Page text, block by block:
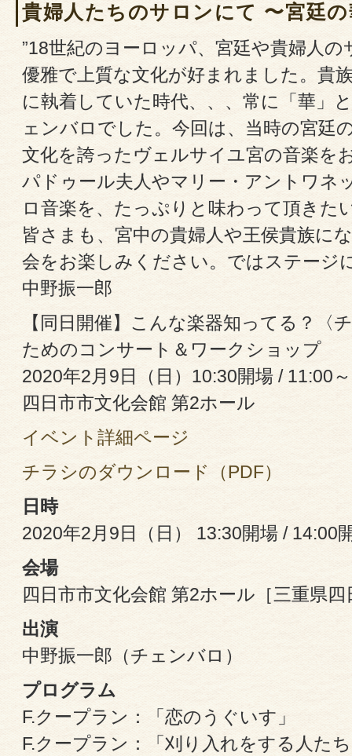
貴婦人たちのサロンにて 〜宮廷
”18世紀のヨーロッパ、宮廷や貴婦人
優雅で上質な文化が好まれました。貴
に執着していた時代、、、常に「華」
ェンバロでした。今回は、当時の宮廷
文化を誇ったヴェルサイユ宮の音楽を
パドゥール夫人やマリー・アントワネ
ロ音楽を、たっぷりと味わって頂きた
皆さまも、宮中の貴婦人や王侯貴族に
会をお楽しみください。ではステージ
中野振一郎
【同日開催】こんな楽器知ってる？〈
ためのコンサート＆ワークショップ
2020年2月9日（日）10:30開場 / 11:00
四日市市文化会館 第2ホール
イベント詳細ページ
チラシのダウンロード（PDF）
日時
2020年2月9日（日） 13:30開場 / 14:00
会場
四日市市文化会館 第2ホール［三重県
出演
中野振一郎（チェンバロ）
プログラム
F.クープラン：「恋のうぐいす」
F.クープラン：「刈り入れをする人た